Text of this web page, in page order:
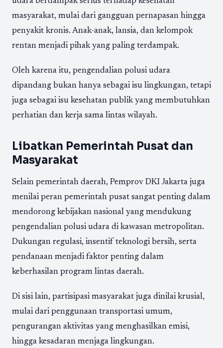
masyarakat, mulai dari gangguan pernapasan hingga
penyakit kronis. Anak-anak, lansia, dan kelompok
rentan menjadi pihak yang paling terdampak.
Oleh karena itu, pengendalian polusi udara
dipandang bukan hanya sebagai isu lingkungan, tetapi
juga sebagai isu kesehatan publik yang membutuhkan
perhatian dan kerja sama lintas wilayah.
Libatkan Pemerintah Pusat dan
Masyarakat
Selain pemerintah daerah, Pemprov DKI Jakarta juga
menilai peran pemerintah pusat sangat penting dalam
mendorong kebijakan nasional yang mendukung
pengendalian polusi udara di kawasan metropolitan.
Dukungan regulasi, insentif teknologi bersih, serta
pendanaan menjadi faktor penting dalam
keberhasilan program lintas daerah.
Di sisi lain, partisipasi masyarakat juga dinilai krusial,
mulai dari penggunaan transportasi umum,
pengurangan aktivitas yang menghasilkan emisi,
hingga kesadaran menjaga lingkungan.